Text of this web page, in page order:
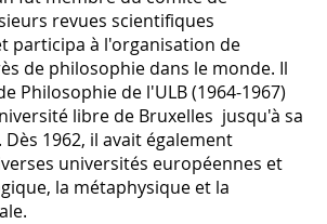
revues scientifiques
participa à l'organisation de
de philosophie dans le monde. Il
Philosophie de l'ULB (1964-1967)
libre de Bruxelles jusqu'à sa
1962, il avait également
universités européennes et
la métaphysique et la